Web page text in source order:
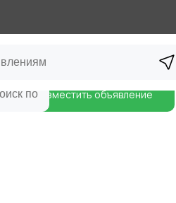
Разместить объявление